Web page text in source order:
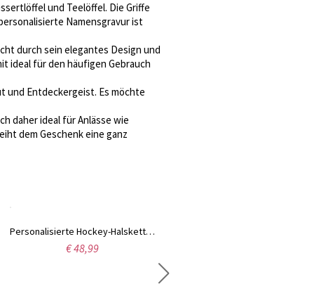
und Teelöffel. Die Griffe
Namensgravur ist
durch sein elegantes Design und
ideal für den häufigen Gebrauch
und Entdeckergeist. Es möchte
daher ideal für Anlässe wie
dem Geschenk eine ganz
Personalisierte Hockey-Halskette, Eishockeyschläger-Schmuck, Geschenk für Mütter, Fans, Mädchen, Hockeyspieler-Team
€ 48,99